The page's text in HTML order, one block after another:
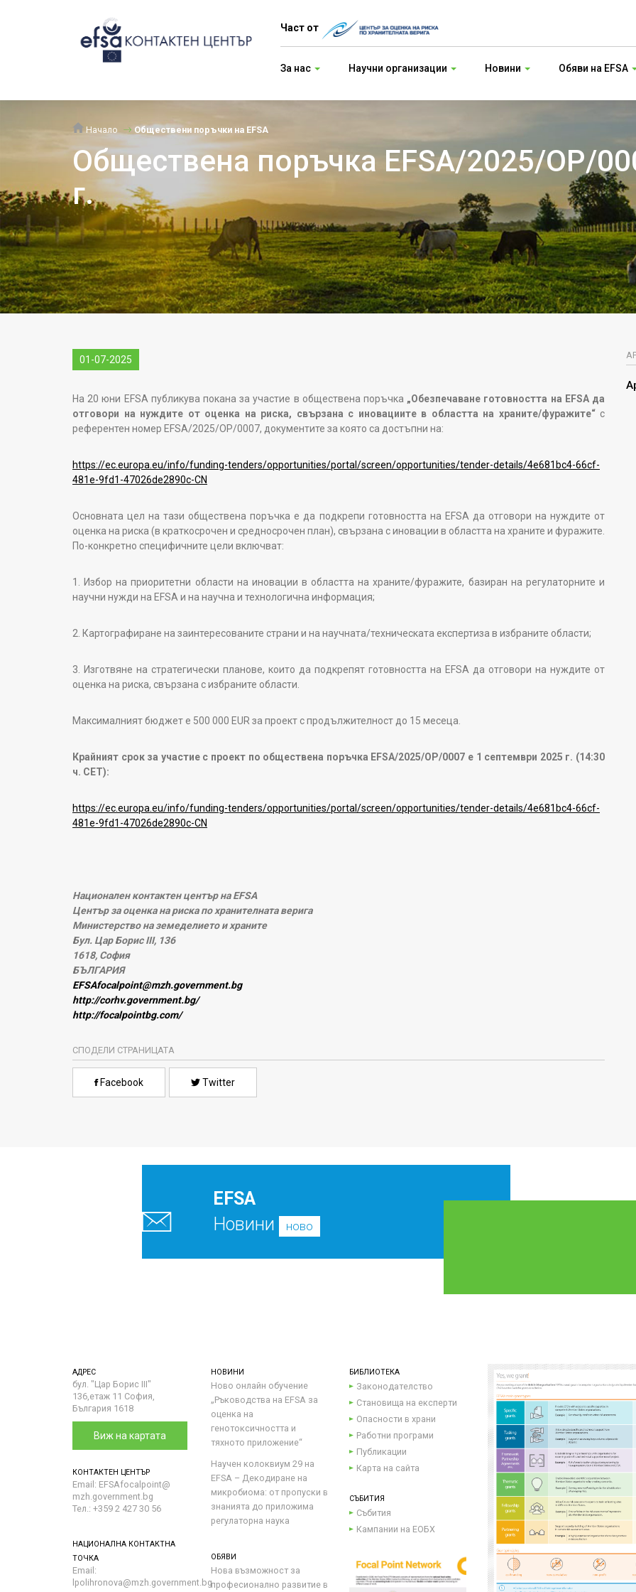
Част от
За нас Научни организации Новини Обяви на EFSA
Начало Обществени поръчки на EFSA
Обществена поръчка EFSA/2025/OP/
г.
01-07-2025
На 20 юни EFSA публикува покана за участие в обществена поръчка „Обезпечаване готовността на EFSA да
отговори на нуждите от оценка на риска, свързана с иновациите в областта на храните/фуражите“с
референтен номер EFSA/2025/OP/0007, документите за която са достъпни на:
https://ec.europa.eu/info/funding-tenders/opportunities/portal/screen/opportunities/tender-details/4e681bc4-66cf-
481e-9fd1-47026de2890c-CN
Основната цел на тази обществена поръчка е да подкрепи готовността на EFSA да отговори на нуждите от
оценка на риска (в краткосрочен и средносрочен план), свързана с иновации в областта на храните и фуражите.
По-конкретно специфичните цели включват:
1. Избор на приоритетни области на иновации в областта на храните/фуражите, базиран на регулаторните и
научни нужди на EFSA и на научна и технологична информация;
2. Картографиране на заинтересованите страни и на научната/техническата експертиза в избраните области;
3. Изготвяне на стратегически планове, които да подкрепят готовността на EFSA да отговори на нуждите от
оценка на риска, свързана с избраните области.
Максималният бюджет е 500 000 EUR за проект с продължителност до 15 месеца.
Крайният срок за участие с проект по обществена поръчка EFSA/2025/OP/0007 е 1 септември 2025 г. (14:30
ч. CET):
https://ec.europa.eu/info/funding-tenders/opportunities/portal/screen/opportunities/tender-details/4e681bc4-66cf-
481e-9fd1-47026de2890c-CN
Национален контактен център на EFSA
Център за оценка на риска по хранителната верига
Министерство на земеделието и храните
Бул. Цар Борис III, 136
1618, София
БЪЛГАРИЯ
EFSAfocalpoint@mzh.government.bg
http://corhv.government.bg/
http://focalpointbg.com/
СПОДЕЛИ СТРАНИЦАТА
Facebook Twitter
EFSA
Новини
ново
АДРЕС
бул. "Цар Борис III"
136,етаж 11 София,
България 1618
Виж на картата
КОНТАКТЕН ЦЕНТЪР
Email: EFSAfocalpoint@
mzh.government.bg
Тел.: +359 2 427 30 56
НАЦИОНАЛНА КОНТАКТНА
ТОЧКА
Email:
lpolihronova@mzh.government.bg
НОВИНИ
Ново онлайн обучение
„Ръководства на ЕFSA за
оценка на
генотоксичността и
тяхното приложение“
Научен колоквиум 29 на
EFSA – Декодиране на
микробиома: от пропуски в
знанията до приложима
регулаторна наука
ОБЯВИ
Нова възможност за
професионално развитие в
БИБЛИОТЕКА
Законодателство
Становища на експерти
Опасности в храни
Работни програми
Публикации
Карта на сайта
СЪБИТИЯ
Събития
Кампании на ЕОБХ